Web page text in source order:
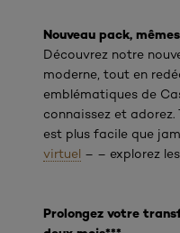
Nouveau pack,
Découvrez notre
moderne, tout en
emblématiques de
connaissez et
est plus facile que
virtuel – – explorez
Prolongez votre